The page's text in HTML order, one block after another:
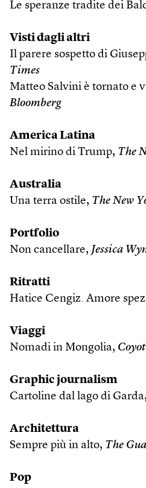
Le speranze tradite dei
Visti dagli altri
Il parere sospetto di
Times
Matteo Salvini è tornato e
Bloomberg
America Latina
Nel mirino di Trump, The
Australia
Una terra ostile, The New
Portfolio
Non cancellare, Jessica
Ritratti
Hatice Cengiz. Amore
Viaggi
Nomadi in Mongolia,
Graphic journalism
Cartoline dal lago di Garda,
Architettura
Sempre più in alto, The
Pop